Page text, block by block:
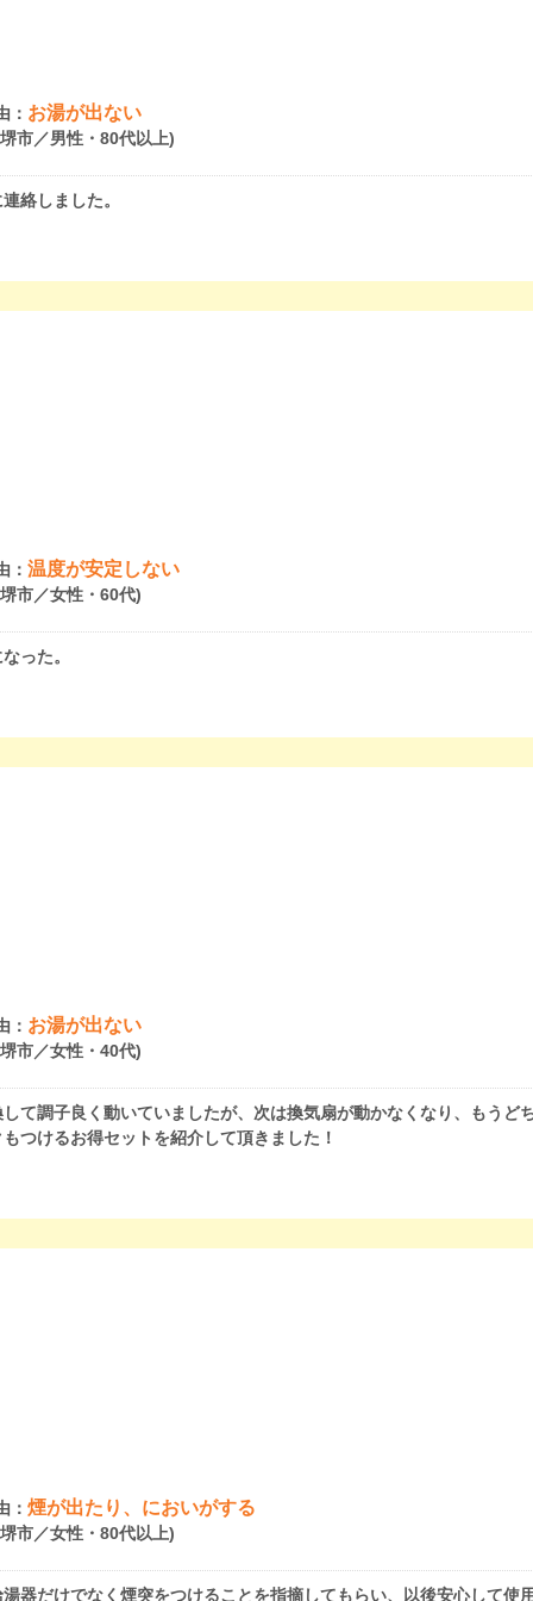
： お湯が出ない
市／男性・80代以上)
絡しました。
：温度が安定しない
市／女性・60代)
った。
： お湯が出ない
市／女性・40代)
て調子良く動いていましたが、次は換気扇が動かなくなり、もうど
つけるお得セットを紹介して頂きました！
：煙が出たり、においがする
市／女性・80代以上)
器だけでなく煙突をつけることを指摘してもらい、以後安心して使